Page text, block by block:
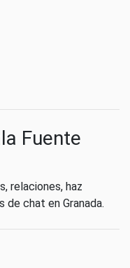
Fuente
relaciones, haz
chat en Granada.